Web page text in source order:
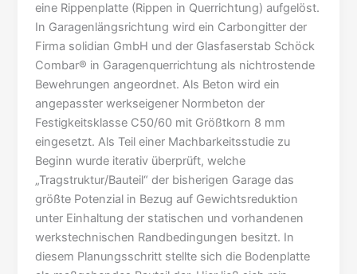
eine Rippenplatte (Rippen in Querrichtung) aufgelöst.
In Garagenlängsrichtung wird ein Carbongitter der
Firma solidian GmbH und der Glasfaserstab Schöck
Combar® in Garagenquerrichtung als nichtrostende
Bewehrungen angeordnet. Als Beton wird ein
angepasster werkseigener Normbeton der
Festigkeitsklasse C50/60 mit Größtkorn 8 mm
eingesetzt. Als Teil einer Machbarkeitsstudie zu
Beginn wurde iterativ überprüft, welche
„Tragstruktur/Bauteil“ der bisherigen Garage das
größte Potenzial in Bezug auf Gewichtsreduktion
unter Einhaltung der statischen und vorhandenen
werkstechnischen Randbedingungen besitzt. In
diesem Planungsschritt stellte sich die Bodenplatte